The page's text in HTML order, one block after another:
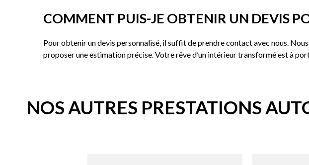
COMMENT PUIS-JE OBTENIR UN DEVIS
Pour obtenir un devis personnalisé, il suffit de prendre contact avec nous.
proposer une estimation précise. Votre rêve d’un intérieur transformé est à
NOS AUTRES PRESTATIONS